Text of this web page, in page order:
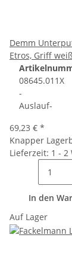
Demm
Etros, Griff
08645.011X
-
Auslauf-
69,23 € *
Knapper
Lieferzeit: 1 - 2
In den
Auf Lager